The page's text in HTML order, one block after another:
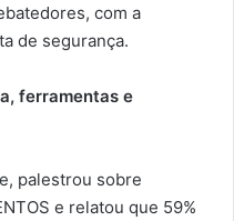
com a
de segurança.
ferramentas e
palestrou sobre
e relatou que 59%